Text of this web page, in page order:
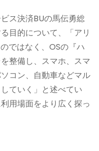
ス決済BUの馬伝勇総
目的について、「アリ
ではなく、OSの『ハ
整備し、スマホ、スマ
コン、自動車などマル
ていく」と述べてい
用場面をより広く探っ